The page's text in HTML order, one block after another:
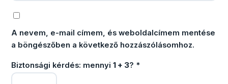
A nevem, e-mail címem, és weboldalcímem mentése
a böngészőben a következő hozzászólásomhoz.
Biztonsági kérdés: mennyi 1 + 3? *